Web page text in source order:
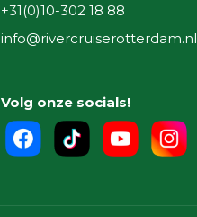
+31(0)10-302 18 88
info@rivercruiserotterdam.nl
Volg onze socials!